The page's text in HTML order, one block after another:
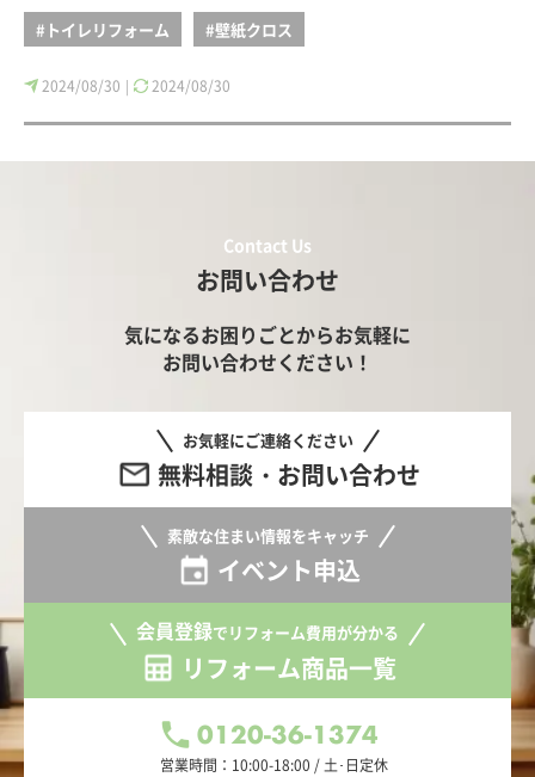
#トイレリフォーム #壁紙クロス
2024/08/30 | 2024/08/30
Contact Us
お問い合わせ
気になるお困りごとからお気軽に
お問い合わせください！
お気軽にご連絡ください
無料相談・お問い合わせ
素敵な住まい情報をキャッチ
イベント申込
会員登録でリフォーム費用が分かる
リフォーム商品一覧
0120-36-1374
営業時間：10:00-18:00 / 土･日定休